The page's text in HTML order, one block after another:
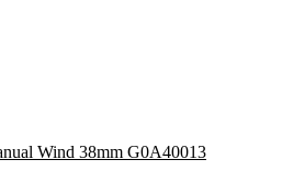
Wind 38mm G0A40013